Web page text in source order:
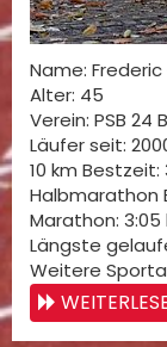
Name:
Alter: 45
Verein: PSB 24
Läufer seit:
10 km Bestzeit:
Halbmarathon
Marathon: 3:05
Längste
Weitere